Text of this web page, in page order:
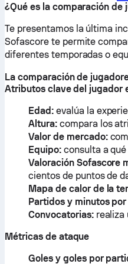
¿Qué es la comparación de
Te presentamos la última
Sofascore te permite
diferentes temporadas o
La comparación de
Atributos clave del jugador
Edad:evalúa la
Altura:compara los
Valor de mercado:
Equipo:consulta a qué
Valoración Sofascore
cientos de puntos de
Mapa de calor de la
Partidos y minutos
Convocatorias:realiza
Métricas de ataque
Goles y goles por